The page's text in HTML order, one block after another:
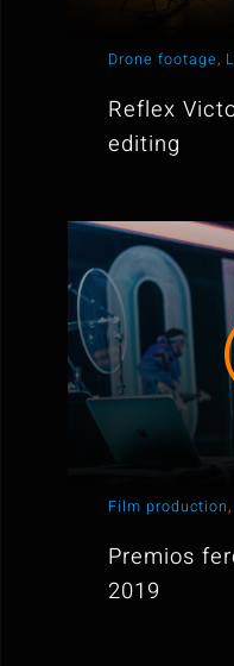
Drone footage,
Reflex
editing
Film production,
Premios
2019